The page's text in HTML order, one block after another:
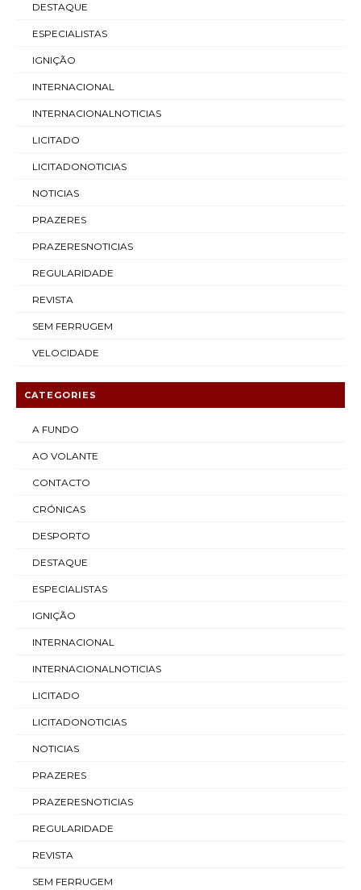
DESTAQUE
ESPECIALISTAS
IGNIÇÃO
INTERNACIONAL
INTERNACIONALNOTICIAS
LICITADO
LICITADONOTICIAS
NOTICIAS
PRAZERES
PRAZERESNOTICIAS
REGULARIDADE
REVISTA
SEM FERRUGEM
VELOCIDADE
CATEGORIES
A FUNDO
AO VOLANTE
CONTACTO
CRÓNICAS
DESPORTO
DESTAQUE
ESPECIALISTAS
IGNIÇÃO
INTERNACIONAL
INTERNACIONALNOTICIAS
LICITADO
LICITADONOTICIAS
NOTICIAS
PRAZERES
PRAZERESNOTICIAS
REGULARIDADE
REVISTA
SEM FERRUGEM